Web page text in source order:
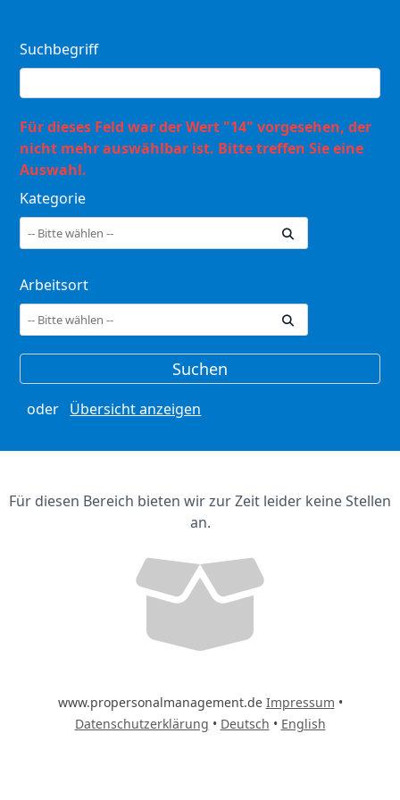
Suchbegriff
Für dieses Feld war der Wert "14" vorgesehen, der
nicht mehr auswählbar ist. Bitte treffen Sie eine
Auswahl.
Kategorie
Arbeitsort
oder Übersicht anzeigen
Für diesen Bereich bieten wir zur Zeit leider keine Stellen
an.
www.propersonalmanagement.de Impressum •
Datenschutzerklärung • Deutsch • English